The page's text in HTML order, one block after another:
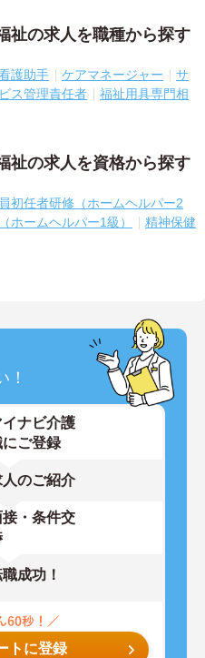
祉の求人を職種から探す
護助手 ケアマネージャー
サ
ス管理責任者
福祉用具専門相
祉の求人を資格から探す
初任者研修（ホームヘルパー2
ホームヘルパー1級）
精神保健
！
イナビ介護
にご登録
人のご紹介
接・条件交
成功！
トに登録